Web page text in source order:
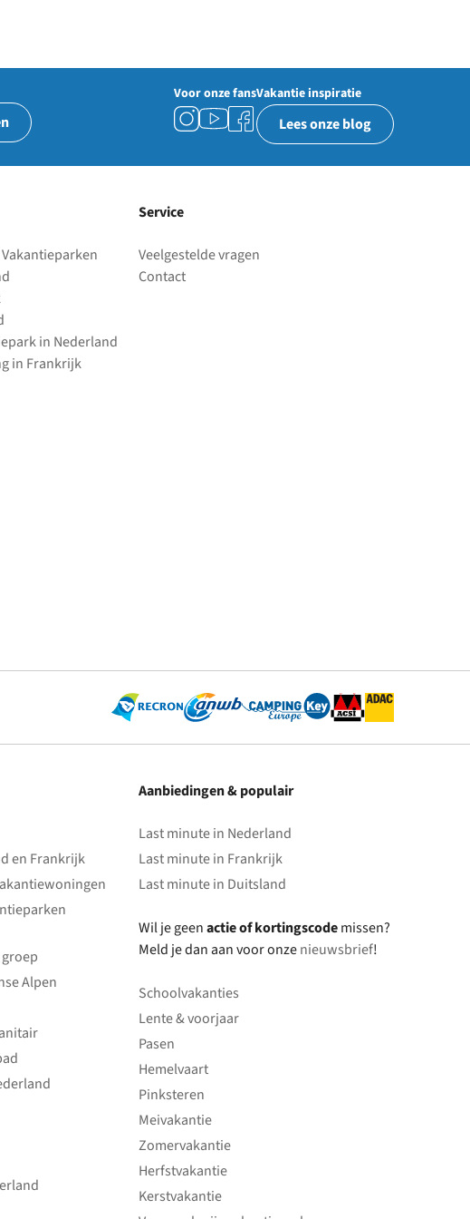
Voor onze fansVakantie inspiratie
Lees onze blog
in Nederland
in Frankrijk
Service
Veelgestelde vragen
Contact
en Frankrijk
Alpen
Aanbiedingen & populair
Last minute in Nederland
Last minute in Frankrijk
Last minute in Duitsland
Wil je geenactie of kortingscodemissen?
Meld je dan aan voor onzenieuwsbrief!
Schoolvakanties
Lente & voorjaar
Pasen
Hemelvaart
Pinksteren
Meivakantie
Zomervakantie
Herfstvakantie
Kerstvakantie